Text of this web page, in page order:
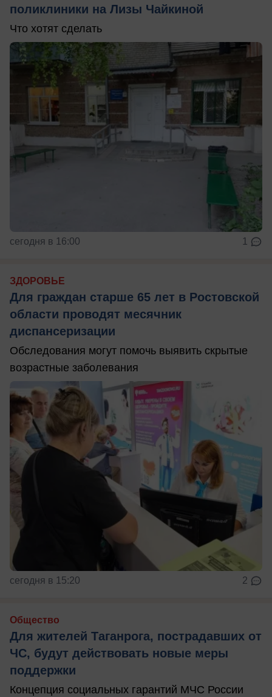
поликлиники на Лизы Чайкиной
Что хотят сделать
сегодня в 16:00 1
ЗДОРОВЬЕ
Для граждан старше 65 лет в Ростовской
области проводят месячник
диспансеризации
Обследования могут помочь выявить скрытые
возрастные заболевания
сегодня в 15:20 2
Общество
Для жителей Таганрога, пострадавших от
ЧС, будут действовать новые меры
поддержки
Концепция социальных гарантий МЧС России